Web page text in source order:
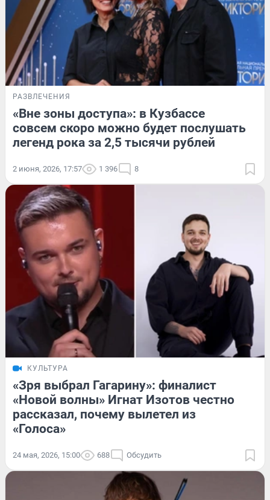
РАЗВЛЕЧЕНИЯ
«Вне зоны доступа»: в Кузбассе
совсем скоро можно будет послушать
легенд рока за 2,5 тысячи рублей
2 июня, 2026, 17:57 1 396 8
КУЛЬТУРА
«Зря выбрал Гагарину»: финалист
«Новой волны» Игнат Изотов честно
рассказал, почему вылетел из
«Голоса»
24 мая, 2026, 15:00 688 Обсудить